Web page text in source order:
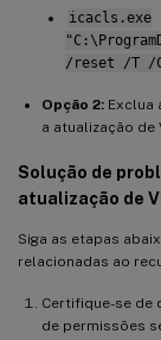
icacls.exe
/reset /T /
Opção 2: Exclua
a atualização de
Solução de
atualização de
Siga as etapas
relacionadas ao
Certifique-se de
de permissões